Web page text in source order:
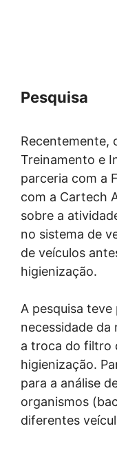
Pesquisa
Recentemente,
Treinamento e
parceria com a
com a Cartech
sobre a
no sistema de
de veículos
higienização.
A pesquisa
necessidade da
a troca do filtro
higienização.
para a análise
organismos
diferentes